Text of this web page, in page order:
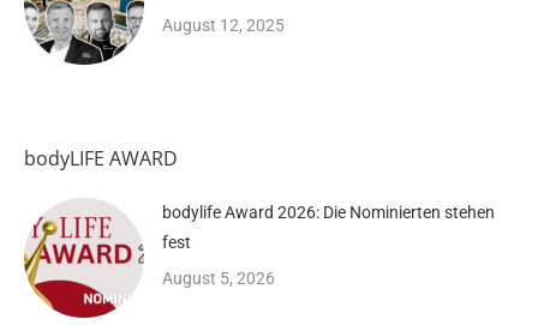
August 12, 2025
bodyLIFE AWARD
bodylife Award 2026: Die Nominierten stehen
fest
August 5, 2026